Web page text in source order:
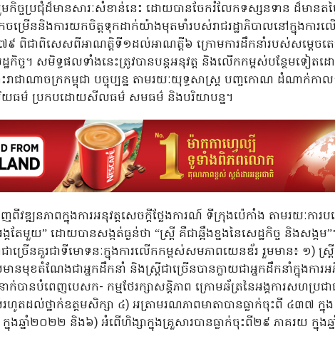
កិច្ចប្រជុំដ៏មានសារៈសំខាន់នេះ ដោយបានចែករំលែកទស្សនទាន ដ៏មានតម្
ចម្រើននិងការយកចិត្តទុកដាក់យ៉ាងមុតមាំរបស់រាជរដ្ឋាភិបាលនៅក្នុងកា
១៩៧៩ ពិជាពិសេសពីអាណត្តិទី១ដល់អាណត្តី៦ ក្រោមការដឹកនាំរបស់សម្តេ
ដ្ឋកិច្ច។ សមិទ្ធផលទាំងនេះត្រូវបានបន្តអនុវត្ត និងលើកកម្ពស់បន្ថែមទៀ
ះរាជាណាចក្រកម្ពុជា បច្ចុប្បន្ន តាមរយៈយុទ្ធសាស្ត្រ បញ្ចកោណ ដំណាក់ក
រិយធម៌ ប្រកបដោយសីលធម៌ សមធម៌ និងបរិយាបន្ន។
ពីវឌ្ឍនភាពក្នុងការអនុវត្តសេចក្តីថ្លែងការណ៍ ទីក្រុងប៉េកាំង តាមរយៈការ
តែមួយ” ដោយបានសង្កត់ធ្ងន់ថា “ស្រ្តី គឺជាឆ្អឹងខ្នងនៃសេដ្ឋកិច្ច និងសង្គម
ជាច្រើនគួរជាទីមោទនៈក្នុងការលើកកម្ពស់សមភាពយេនឌ័រ រួមមាន៖ ១) ស្រ្
ានមុខតំណែងជាអ្នកដឹកនាំ និងស្រ្តីជាច្រើនបានក្លាយជាអ្នកដឹកនាំក្នុង
ក់បានបំពេញបេសក- កម្មថែរក្សាសន្តិភាព ក្រោមឆ័ត្រនៃអង្គការសហប្រ
ហូតដល់ថ្នាក់ឧត្តមសិក្សា ៤) អត្រាមរណភាពមាតាបានធ្លាក់ចុះពី ៤៣៧
ងឆ្នាំ២០២២ និង៦) អំពើហិង្សាក្នុងគ្រួសារបានធ្លាក់ចុះពី២៩ ភាគរយ ក្នុ